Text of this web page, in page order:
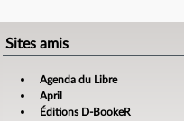
Sites amis
Agenda du Libre
April
Éditions D-BookeR